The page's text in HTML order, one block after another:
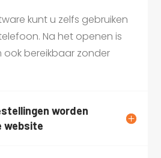
kunt u zelfs gebruiken
Na het openen is
ook bereikbaar zonder
worden
website